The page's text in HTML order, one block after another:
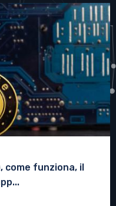
come funziona, il